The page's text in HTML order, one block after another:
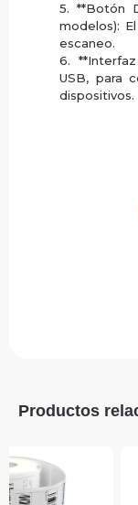
5. **Botón
modelos):
escaneo.
6.
USB, para
dispositivos.
Productos